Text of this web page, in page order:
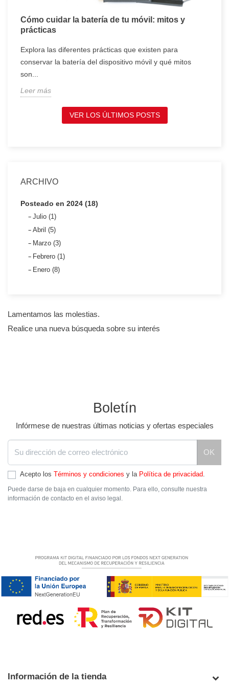
Cómo cuidar la batería de tu móvil: mitos y
prácticas
Explora las diferentes prácticas que existen para
conservar la batería del dispositivo móvil y qué mitos
son...
Leer más
VER LOS ÚLTIMOS POSTS
ARCHIVO
Posteado en 2024 (18)
Julio (1)
Abril (5)
Marzo (3)
Febrero (1)
Enero (8)
Lamentamos las molestias.
Realice una nueva búsqueda sobre su interés
Boletín
Infórmese de nuestras últimas noticias y ofertas especiales
OK
Acepto los Términos y condiciones y la Política de privacidad
Puede darse de baja en cualquier momento. Para ello, consulte nuestra
información de contacto en el aviso legal.
Información de la tienda